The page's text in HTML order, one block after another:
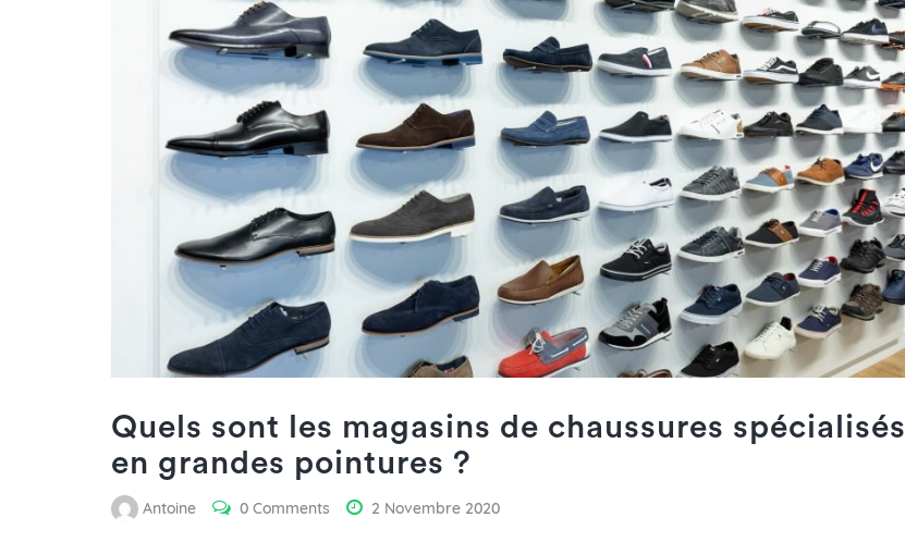
Quels sont les magasins de chaussures spécialisés
en grandes pointures ?
Antoine 0 Comments 2 Novembre 2020